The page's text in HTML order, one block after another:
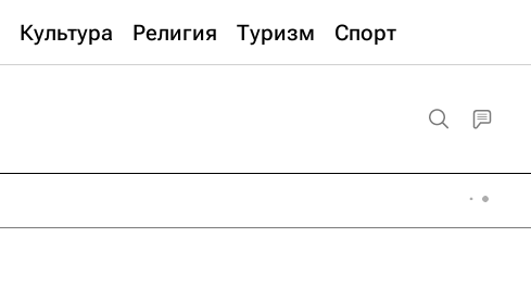
Культура Религия Туризм Спорт